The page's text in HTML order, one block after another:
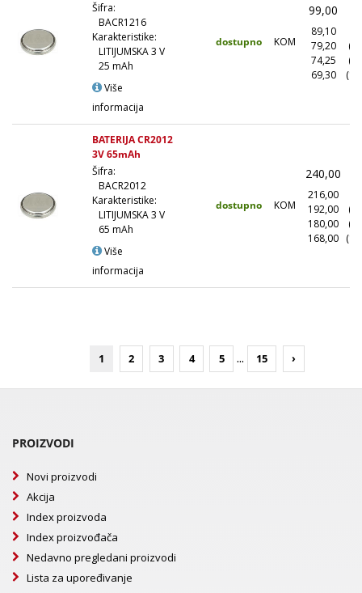
Šifra:
BACR1216
Karakteristike:
LITIJUMSKA 3 V
25 mAh
Više
informacija
dostupno KOM
99,00
89,10
79,20
74,25
69,30
BATERIJA CR2012
3V 65mAh
Šifra:
BACR2012
Karakteristike:
LITIJUMSKA 3 V
65 mAh
Više
informacija
dostupno KOM
240,00
216,00
192,00
180,00
168,00
1 2 3 4 5 ... 15 ›
PROIZVODI
Novi proizvodi
Akcija
Index proizvoda
Index proizvođača
Nedavno pregledani proizvodi
Lista za upoređivanje